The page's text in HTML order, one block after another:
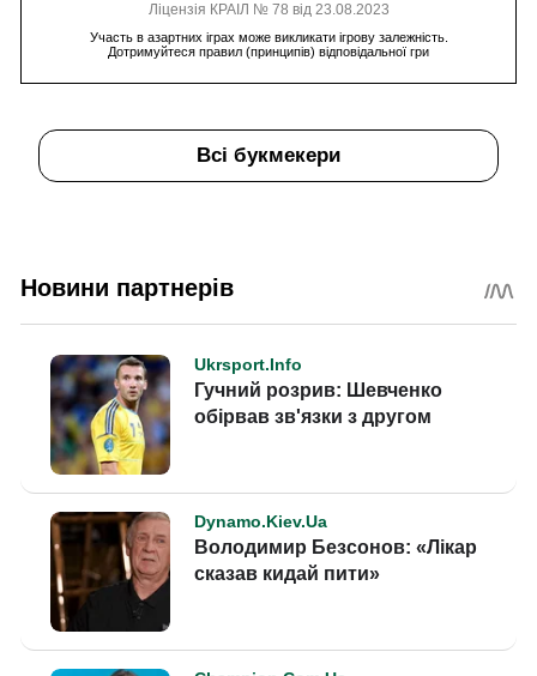
Ліцензія КРАІЛ № 78 від 23.08.2023
Участь в азартних іграх може викликати ігрову залежність.
Дотримуйтеся правил (принципів) відповідальної гри
Всі букмекери